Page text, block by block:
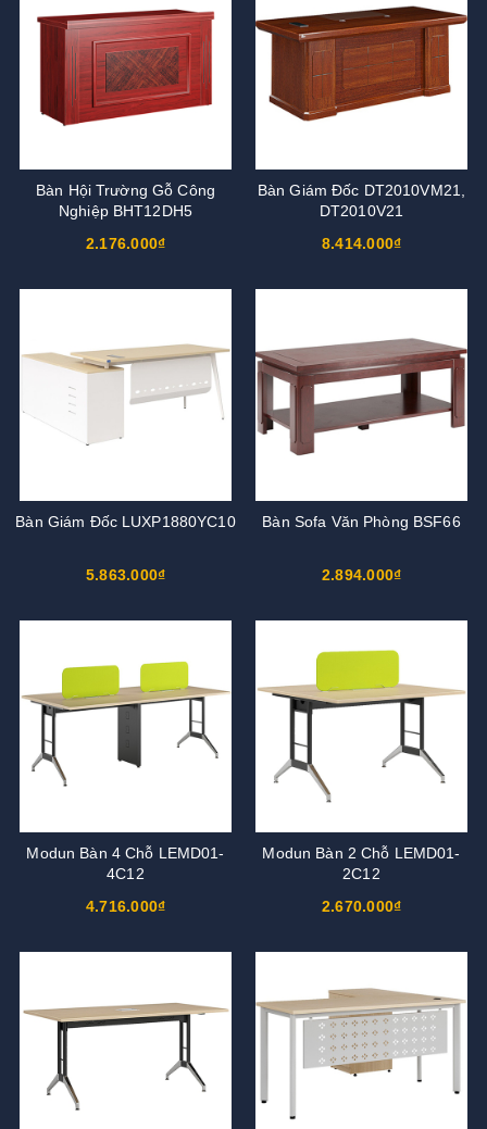
Bàn Hội Trường Gỗ Công
Nghiệp BHT12DH5
2.176.000₫
Bàn Giám Đốc DT2010VM21,
DT2010V21
8.414.000₫
Bàn Giám Đốc LUXP1880YC10
5.863.000₫
Bàn Sofa Văn Phòng BSF66
2.894.000₫
Modun Bàn 4 Chỗ LEMD01-
4C12
4.716.000₫
Modun Bàn 2 Chỗ LEMD01-
2C12
2.670.000₫